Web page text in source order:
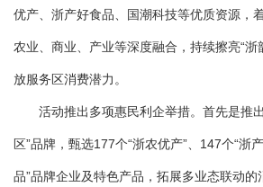
优产、浙产好食品、国潮科技等优质资源，
农业、商业、产业等深度融合，持续擦亮“浙
放服务区消费潜力。
活动推出多项惠民利企举措。首先是推出
区”品牌，甄选177个“浙农优产”、147个“浙
品”品牌企业及特色产品，拓展多业态联动